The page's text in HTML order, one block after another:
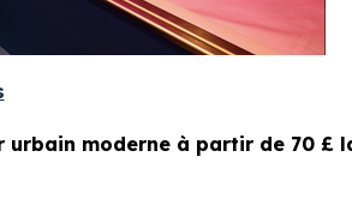
moderne à partir de 70 £